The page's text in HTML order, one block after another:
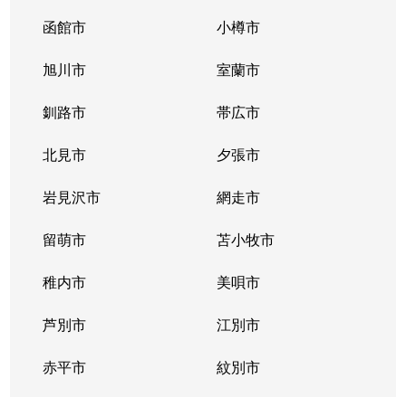
函館市 小樽市
旭川市 室蘭市
釧路市 帯広市
北見市 夕張市
岩見沢市 網走市
留萌市 苫小牧市
稚内市 美唄市
芦別市 江別市
赤平市 紋別市